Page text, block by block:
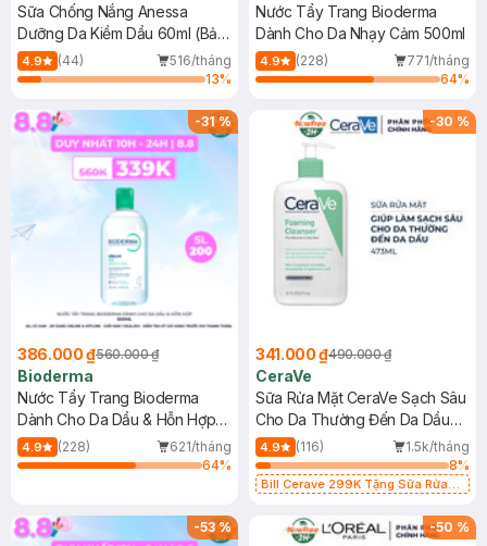
Sữa Chống Nắng Anessa
Dưỡng Da Kiềm Dầu 60ml (Bản
Mới)
4.9 (44)
516/tháng
13%
Nước Tẩy Trang Bioderma
Dành Cho Da Nhạy Cảm 500ml
4.9 (228)
771/tháng
64%
-31%
386.000 ₫560.000 ₫
Bioderma
Nước Tẩy Trang Bioderma
Dành Cho Da Dầu & Hỗn Hợp
500ml
4.9 (228)
621/tháng
64%
-30 %
341.000 ₫490.000 ₫
CeraVe
Sữa Rửa Mặt CeraVe Sạch Sâu
Cho Da Thường Đến Da Dầu
473ml
4.9 (116)
1.5k/tháng
8%
Bill Cerave 299K Tặng Sữa Rửa
-53% -50 %